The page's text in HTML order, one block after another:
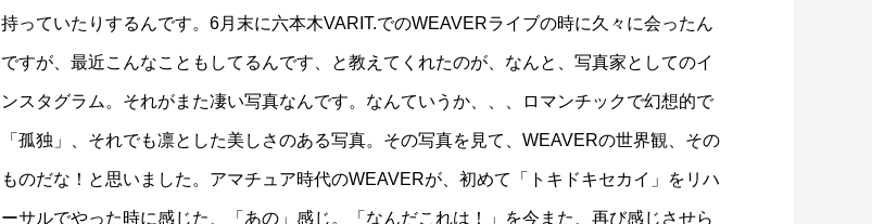
持っていたりするんです。6月末に六本木VARIT.でのWEAVERライブの時に久々に会ったん
ですが、最近こんなこともしてるんです、と教えてくれたのが、なんと、写真家としてのイ
ンスタグラム。それがまた凄い写真なんです。なんていうか、、、ロマンチックで幻想的で
「孤独」、それでも凛とした美しさのある写真。その写真を見て、WEAVERの世界観、その
ものだな！と思いました。アマチュア時代のWEAVERが、初めて「トキドキセカイ」をリハ
ーサルでやった時に感じた、「あの」感じ。「なんだこれは！」を今また、再び感じさせら